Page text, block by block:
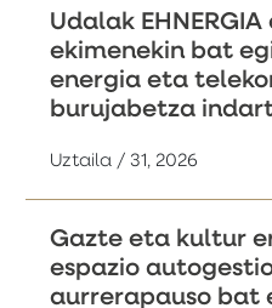
Udalak EHNERGIA
ekimenekin bat
energia eta
burujabetza
Uztaila / 31, 2026
Gazte eta kultur
espazio
aurrerapauso bat